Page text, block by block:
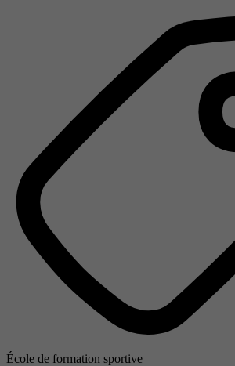
École de formation sportive